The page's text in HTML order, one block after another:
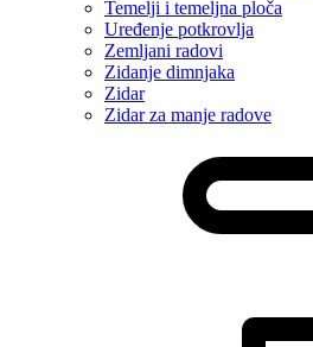
Temelji i temeljna ploča
Uređenje potkrovlja
Zemljani radovi
Zidanje dimnjaka
Zidar
Zidar za manje radove